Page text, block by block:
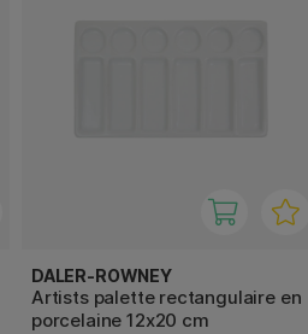
DALER-ROWNEY
Artists palette rectangulaire en
porcelaine 12x20 cm